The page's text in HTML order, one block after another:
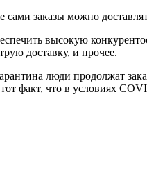
заказы можно
высокую
доставку, и прочее.
люди продолжат
факт, что в условиях